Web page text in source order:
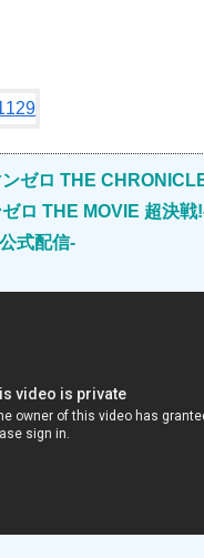
ンゼロ THE
ロ THE MOVIE 超決
式配信-